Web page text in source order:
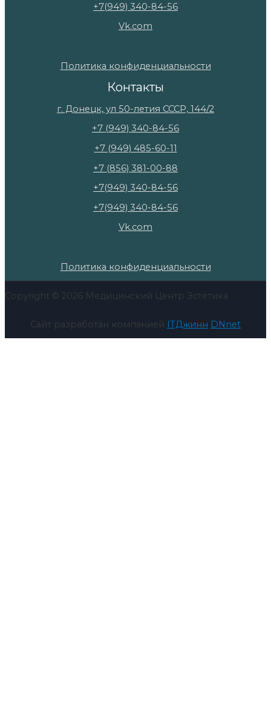
+7(949) 340-84-56
Vk.com
Политика конфиденциальности
Контакты
г. Донецк, ул 50-летия СССР, 144/2
+7 (949) 340-84-56
+7 (949) 485-60-11
+7 (856) 381-00-88
+7(949) 340-84-56
+7(949) 340-84-56
Vk.com
Политика конфиденциальности
Copyright © 2026 Медицинский Центр Эстетика
Сайт разработан компанией ITДжинн DNnet